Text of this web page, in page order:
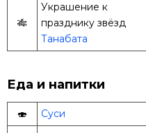
🎋
Украшение к
празднику звёзд
Танабата
Еда и напитки
🍣 Суси